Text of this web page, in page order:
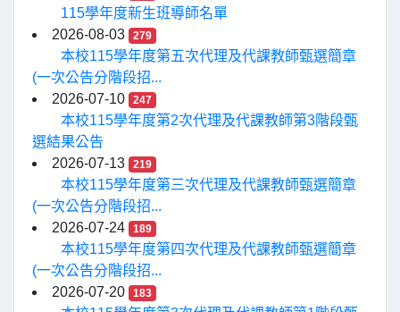
115學年度新生班導師名單
2026-08-03
279
本校115學年度第五次代理及代課教師甄選簡章
(一次公告分階段招...
2026-07-10
247
本校115學年度第2次代理及代課教師第3階段甄
選結果公告
2026-07-13
219
本校115學年度第三次代理及代課教師甄選簡章
(一次公告分階段招...
2026-07-24
189
本校115學年度第四次代理及代課教師甄選簡章
(一次公告分階段招...
2026-07-20
183